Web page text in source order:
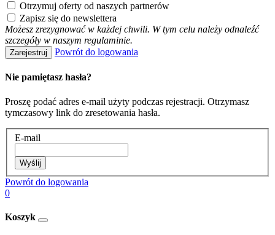
Otrzymuj oferty od naszych partnerów
Zapisz się do newslettera
Możesz zrezygnować w każdej chwili. W tym celu należy odnaleźć
szczegóły w naszym regulaminie.
Zarejestruj Powrót do logowania
Nie pamiętasz hasła?
Proszę podać adres e-mail użyty podczas rejestracji. Otrzymasz
tymczasowy link do zresetowania hasła.
E-mail
Wyślij
Powrót do logowania
0
Koszyk